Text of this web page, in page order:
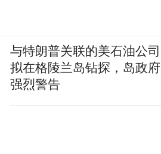
与特朗普关联的美石油公司
拟在格陵兰岛钻探，岛政府
强烈警告